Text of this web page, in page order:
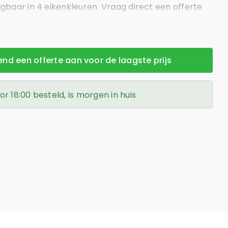
in 4 eikenkleuren. Vraag direct een offerte
in vloeren, klein in prijs.
een offerte aan voor de laagste prijs
18:00 besteld, is morgen in huis